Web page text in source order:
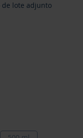
de lote adjunto